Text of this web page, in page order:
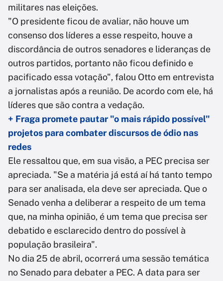
militares nas eleições.
"O presidente ficou de avaliar, não houve um
consenso dos líderes a esse respeito, houve a
discordância de outros senadores e lideranças de
outros partidos, portanto não ficou definido e
pacificado essa votação", falou Otto em entrevista
a jornalistas após a reunião. De acordo com ele, há
líderes que são contra a vedação.
+ Fraga promete pautar "o mais rápido possível"
projetos para combater discursos de ódio nas
redes
Ele ressaltou que, em sua visão, a PEC precisa ser
apreciada. "Se a matéria já está aí há tanto tempo
para ser analisada, ela deve ser apreciada. Que o
Senado venha a deliberar a respeito de um tema
que, na minha opinião, é um tema que precisa ser
debatido e esclarecido dentro do possível à
população brasileira".
No dia 25 de abril, ocorrerá uma sessão temática
no Senado para debater a PEC. A data para ser